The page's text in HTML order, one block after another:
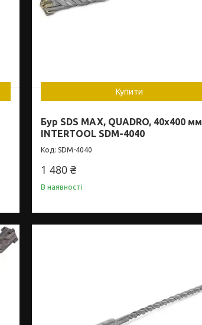
Купити
Бур SDS MAX, QUADRO, 40x400 мм
INTERTOOL SDM-4040
SDM-4040
1 480 ₴
В наявності